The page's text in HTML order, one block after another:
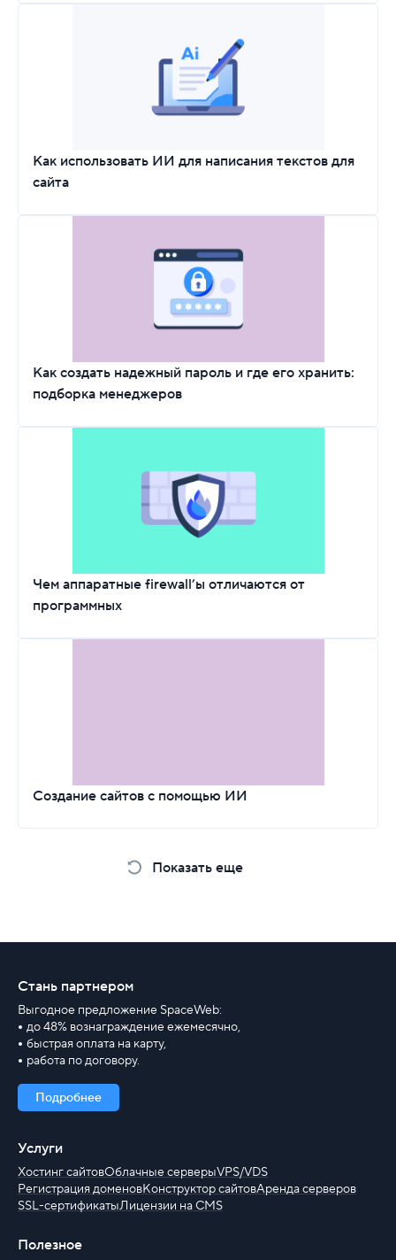
Как использовать ИИ для написания текстов для
сайта
Как создать надежный пароль и где его хранить:
подборка менеджеров
Чем аппаратные firewall’ы отличаются от
программных
Создание сайтов с помощью ИИ
Показать еще
Стань партнером
Выгодное предложение SpaceWeb:
до 48% вознаграждение ежемесячно,
быстрая оплата на карту,
работа по договору.
Подробнее
Услуги
Хостинг сайтовОблачные серверыVPS/VDS
Регистрация доменовКонструктор сайтовАренда серверов
SSL-сертификатыЛицензии на CMS
Полезное